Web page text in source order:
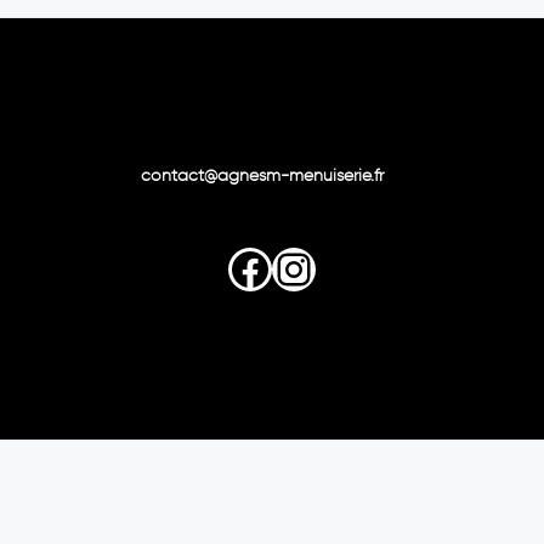
contact@agnesm-menuiserie.fr
Facebook
Instagram